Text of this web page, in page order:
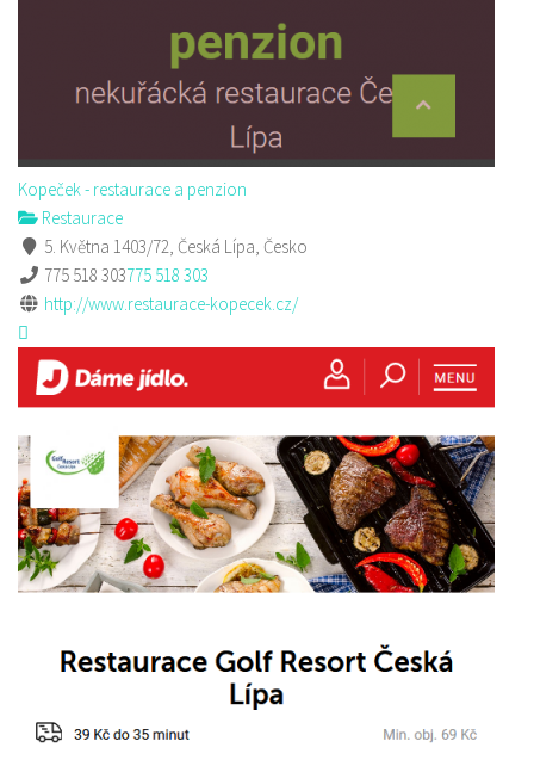
Kopeček - restaurace a penzion
Restaurace
5. Května 1403/72, Česká Lípa, Česko
775 518 303775 518 303
http://www.restaurace-kopecek.cz/